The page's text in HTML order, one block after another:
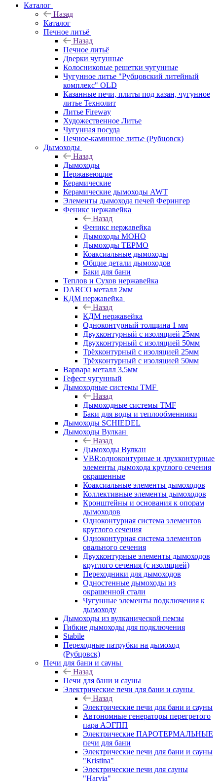
Каталог
Назад
Каталог
Печное литьё
Назад
Печное литьё
Дверки чугунные
Колосниковые решетки чугунные
Чугунное литье "Рубцовский литейный
комплекс" OLD
Казанные печи, плиты под казан, чугунное
литье Технолит
Литье Fireway
Художественное Литье
Чугунная посуда
Печное-каминное литье (Рубцовск)
Дымоходы
Назад
Дымоходы
Нержавеющие
Керамические
Керамические дымоходы AWT
Элементы дымохода печей Ферингер
Феникс нержавейка
Назад
Феникс нержавейка
Дымоходы МОНО
Дымоходы ТЕРМО
Коаксиальные дымоходы
Общие детали дымоходов
Баки для бани
Теплов и Сухов нержавейка
DARCO металл 2мм
КДМ нержавейка
Назад
КДМ нержавейка
Одноконтурный толщина 1 мм
Двухконтурный с изоляцией 25мм
Двухконтурный с изоляцией 50мм
Трёхконтурный с изоляцией 25мм
Трёхконтурный с изоляцией 50мм
Варвара металл 3,5мм
Гефест чугунный
Дымоходные системы TMF
Назад
Дымоходные системы TMF
Баки для воды и теплообменники
Дымоходы SCHIEDEL
Дымоходы Вулкан
Назад
Дымоходы Вулкан
VBR:одноконтурные и двухконтурные
элементы дымохода круглого сечения
окрашенные
Коаксиальные элементы дымоходов
Коллективные элементы дымоходов
Кронштейны и основания к опорам
дымоходов
Одноконтурная система элементов
круглого сечения
Одноконтурная система элементов
овального сечения
Двухконтурные элементы дымоходов
круглого сечения (с изоляцией)
Переходники для дымоходов
Одностенные дымоходы из
окрашенной стали
Чугунные элементы подключения к
дымоходу
Дымоходы из вулканической пемзы
Гибкие дымоходы для подключения
Stabile
Переходные патрубки на дымоход
(Рубцовск)
Печи для бани и сауны
Назад
Печи для бани и сауны
Электрические печи для бани и сауны
Назад
Электрические печи для бани и сауны
Автономные генераторы перегретого
пара АЭГПП
Электрические ПАРОТЕРМАЛЬНЫЕ
печи для бани
Электрические печи для бани и сауны
"Кristina"
Электрические печи для сауны
"Harvia"